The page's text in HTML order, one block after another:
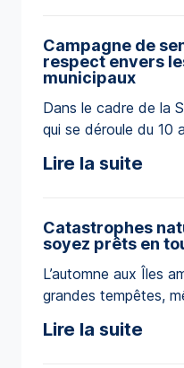
49 % des incendies
maisons sont liés […]
Campagne de
respect envers
municipaux
Dans le cadre de la
qui se déroule du 10
une campagne de
le thème « On vit en
se parler », […]
Lire la suite
Catastrophes
soyez prêts en
L’automne aux Îles
grandes tempêtes,
l’année : inondation,
Lire la suite